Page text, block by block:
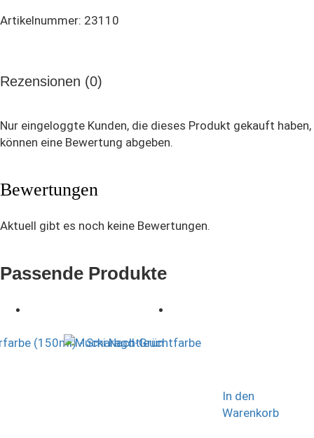
Artikelnummer: 23110
Rezensionen (0)
Nur eingeloggte Kunden, die dieses Produkt gekauft haben,
können eine Bewertung abgeben.
Bewertungen
Aktuell gibt es noch keine Bewertungen.
Passende Produkte
In den
Warenkorb